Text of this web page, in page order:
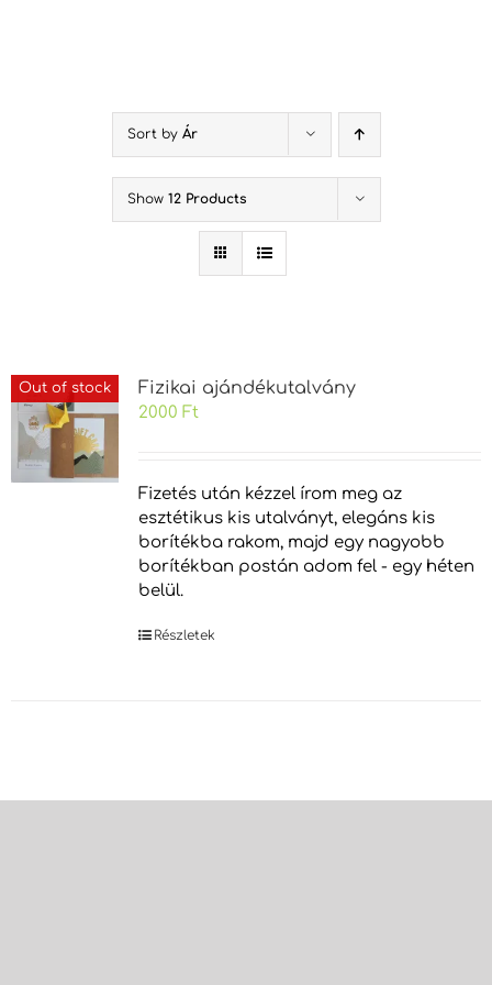
Sort by Ár
Show 12 Products
Out of stock Fizikai ajándékutalvány
2000 Ft
Fizetés után kézzel írom meg az
esztétikus kis utalványt, elegáns kis
borítékba rakom, majd egy nagyobb
borítékban postán adom fel - egy héten
belül.
Részletek